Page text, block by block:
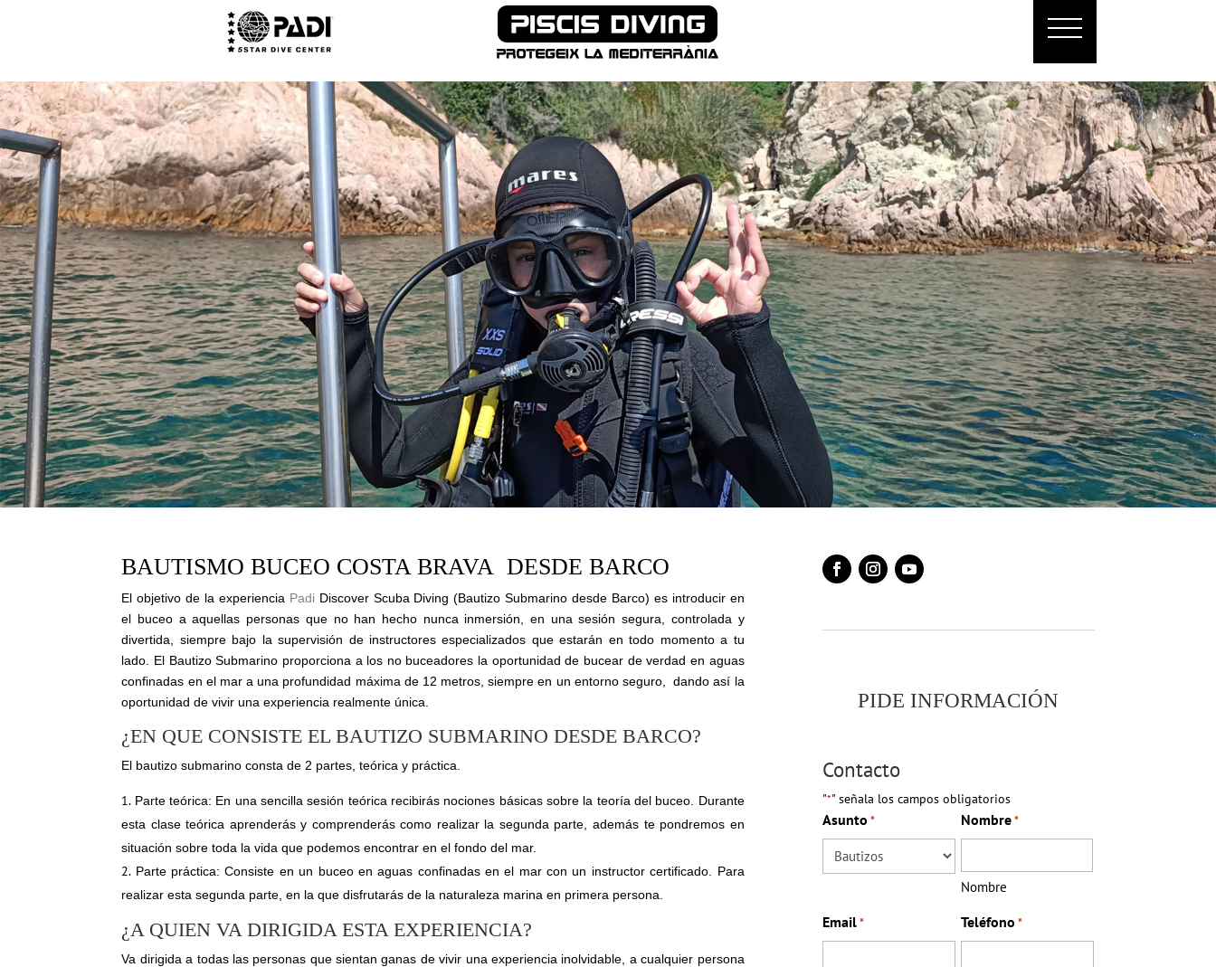
BAUTISMO BUCEO COSTA BRAVA DESDE BARCO
El objetivo de la experiencia Padi Discover Scuba Diving (Bautizo Submarino desde Barco) es introducir en
el buceo a aquellas personas que no han hecho nunca inmersión, en una sesión segura, controlada y
divertida, siempre bajo la supervisión de instructores especializados que estarán en todo momento a tu
lado. El Bautizo Submarino proporciona a los no buceadores la oportunidad de bucear de verdad en aguas
confinadas en el mar a una profundidad máxima de 12 metros, siempre en un entorno seguro, dando así la
oportunidad de vivir una experiencia realmente única.
¿EN QUE CONSISTE EL BAUTIZO SUBMARINO DESDE BARCO?
El bautizo submarino consta de 2 partes, teórica y práctica.
Parte teórica: En una sencilla sesión teórica recibirás nociones básicas sobre la teoría del buceo. Durante
esta clase teórica aprenderás y comprenderás como realizar la segunda parte, además te pondremos en
situación sobre toda la vida que podemos encontrar en el fondo del mar.
Parte práctica: Consiste en un buceo en aguas confinadas en el mar con un instructor certificado. Para
realizar esta segunda parte, en la que disfrutarás de la naturaleza marina en primera persona.
¿A QUIEN VA DIRIGIDA ESTA EXPERIENCIA?
Va dirigida a todas las personas que sientan ganas de vivir una experiencia inolvidable, a cualquier persona
PIDE INFORMACIÓN
Contacto
"*" señala los campos obligatorios
Asunto * Nombre*
Nombre
Email * Teléfono *